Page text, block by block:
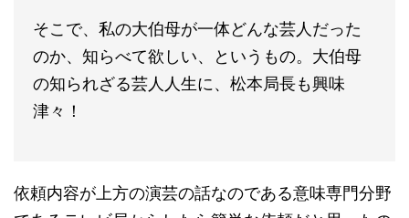
そこで、私の大伯母が一体どんな芸人だった
のか、知らべて欲しい、というもの。大伯母
の知られざる芸人人生に、松本局長も興味
津々！
依頼内容が上方の演芸の話なのである意味専門分野